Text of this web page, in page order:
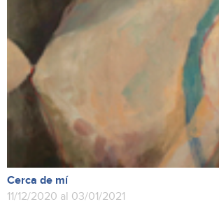
Cerca de mí
11/12/2020 al 03/01/2021